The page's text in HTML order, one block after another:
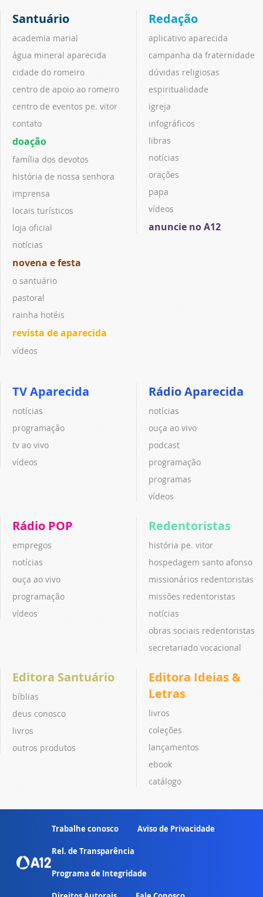
Santuário
academia marial
água mineral aparecida
cidade do romeiro
centro de apoio ao romeiro
centro de eventos pe. vitor
contato
doação
família dos devotos
história de nossa senhora
imprensa
locais turísticos
loja oficial
notícias
novena e festa
o santuário
pastoral
rainha hotéis
revista de aparecida
vídeos
Redação
aplicativo aparecida
campanha da fraternidade
dúvidas religiosas
espiritualidade
igreja
infográficos
libras
notícias
orações
papa
vídeos
anuncie no A12
TV Aparecida
notícias
programação
tv ao vivo
vídeos
Rádio Aparecida
notícias
ouça ao vivo
podcast
programação
programas
vídeos
Rádio POP
empregos
notícias
ouça ao vivo
programação
vídeos
Redentoristas
história pe. vitor
hospedagem santo afonso
missionários redentoristas
missões redentoristas
notícias
obras sociais redentoristas
secretariado vocacional
Editora Santuário
bíblias
deus conosco
livros
outros produtos
Editora Ideias &
Letras
livros
coleções
lançamentos
ebook
catálogo
Trabalhe conosco Aviso de Privacidade
Rel. de Transparência
Programa de Integridade